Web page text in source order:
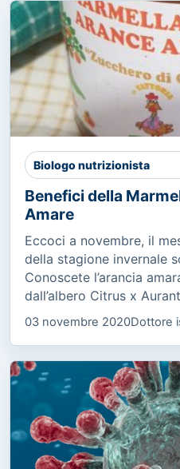
Biologo nutrizionista
Benefici della
Amare
Eccoci a novembre, il
della stagione invernale
Conoscete l’arancia
dall’albero Citrus x
03 novembre 2020Dottore